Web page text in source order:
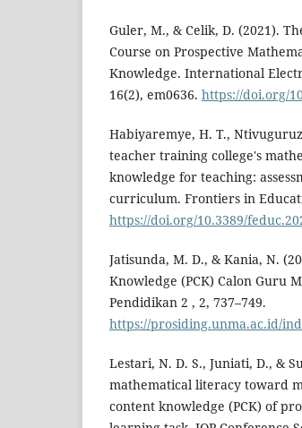
Guler, M., & Celik, D. (2021).
Course on Prospective
Knowledge. International
16(2), em0636. https://doi.org/
Habiyaremye, H. T.,
teacher training college's
knowledge for teaching:
curriculum. Frontiers in
https://doi.org/10.3389/
Jatisunda, M. D., & Kania, N.
Knowledge (PCK) Calon Guru
Pendidikan 2 , 2, 737–749.
https://prosiding.unma.ac.id/
Lestari, N. D. S., Juniati, D., &
mathematical literacy toward
content knowledge (PCK) of